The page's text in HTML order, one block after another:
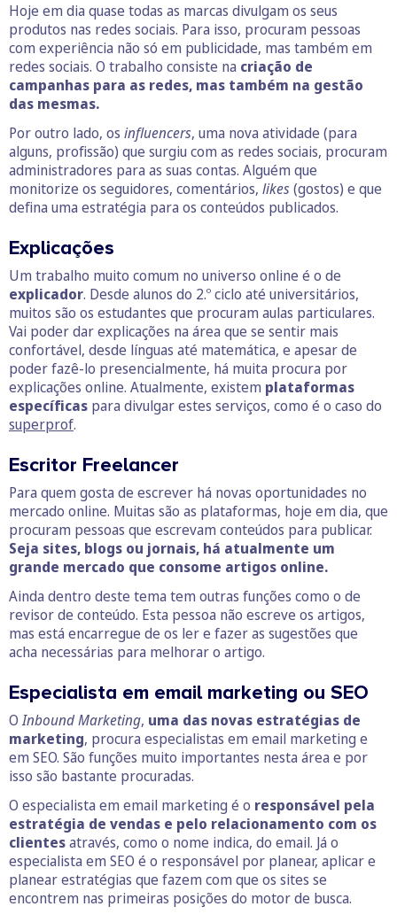
Hoje em dia quase todas as marcas divulgam os seus
produtos nas redes sociais. Para isso, procuram pessoas
com experiência não só em publicidade, mas também em
redes sociais. O trabalho consiste na criação de
campanhas para as redes, mas também na gestão
das mesmas.
Por outro lado, os influencers, uma nova atividade (para
alguns, profissão) que surgiu com as redes sociais, procuram
administradores para as suas contas. Alguém que
monitorize os seguidores, comentários, likes(gostos) e que
defina uma estratégia para os conteúdos publicados.
Explicações
Um trabalho muito comum no universo online é o de
explicador. Desde alunos do 2.º ciclo até universitários,
muitos são os estudantes que procuram aulas particulares.
Vai poder dar explicações na área que se sentir mais
confortável, desde línguas até matemática, e apesar de
poder fazê-lo presencialmente, há muita procura por
explicações online. Atualmente, existem plataformas
específicas para divulgar estes serviços, como é o caso do
superprof.
Escritor Freelancer
Para quem gosta de escrever há novas oportunidades no
mercado online. Muitas são as plataformas, hoje em dia, que
procuram pessoas que escrevam conteúdos para publicar.
Seja sites, blogs ou jornais, há atualmente um
grande mercado que consome artigos online.
Ainda dentro deste tema tem outras funções como o de
revisor de conteúdo. Esta pessoa não escreve os artigos,
mas está encarregue de os ler e fazer as sugestões que
acha necessárias para melhorar o artigo.
Especialista em email marketing ou SEO
OInbound Marketing, uma das novas estratégias de
marketing, procura especialistas em email marketing e
em SEO. São funções muito importantes nesta área e por
isso são bastante procuradas.
O especialista em email marketing é o responsável pela
estratégia de vendas e pelo relacionamento com os
clientesatravés, como o nome indica, do email. Já o
especialista em SEO é o responsável por planear, aplicar e
planear estratégias que fazem com que os sites se
encontrem nas primeiras posições do motor de busca.